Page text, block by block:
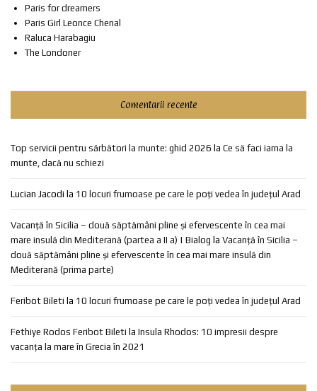
Paris for dreamers
Paris Girl Leonce Chenal
Raluca Harabagiu
The Londoner
Comentarii recente
Top servicii pentru sărbători la munte: ghid 2026 la Ce să faci iarna la
munte, dacă nu schiezi
Lucian Jacodi la 10 locuri frumoase pe care le poți vedea în județul Arad
Vacanță în Sicilia – două săptămâni pline și efervescente în cea mai
mare insulă din Mediterană (partea a II a) | Bialog la Vacanță în Sicilia –
două săptămâni pline și efervescente în cea mai mare insulă din
Mediterană (prima parte)
Feribot Bileti la 10 locuri frumoase pe care le poți vedea în județul Arad
Fethiye Rodos Feribot Bileti la Insula Rhodos: 10 impresii despre
vacanța la mare în Grecia în 2021